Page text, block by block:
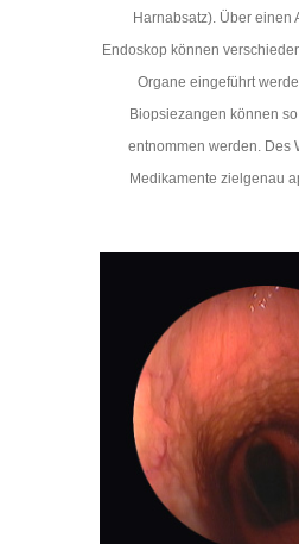
Harnabsatz). Über einen
Endoskop können
Organe eingeführt
Biopsiezangen können
entnommen werden. Des
Medikamente zielgenau